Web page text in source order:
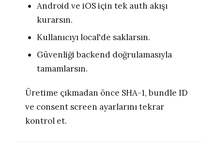
Android ve iOS için tek auth akışı
kurarsın.
Kullanıcıyı local'de saklarsın.
Güvenliği backend doğrulamasıyla
tamamlarsın.
Üretime çıkmadan önce SHA-1, bundle ID
ve consent screen ayarlarını tekrar
kontrol et.